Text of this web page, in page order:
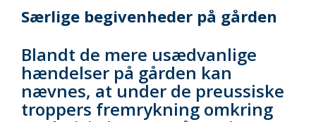
Særlige begivenheder på gården
Blandt de mere usædvanlige
hændelser på gården kan
nævnes, at under de preussiske
troppers fremrykning omkring